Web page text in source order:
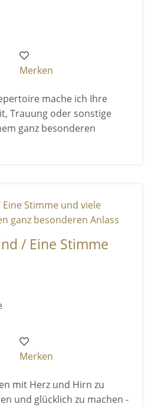
Merken
mache ich Ihre
Trauung oder sonstige
ganz besonderen
/ Eine Stimme
Merken
mit Herz und Hirn zu
und glücklich zu machen -